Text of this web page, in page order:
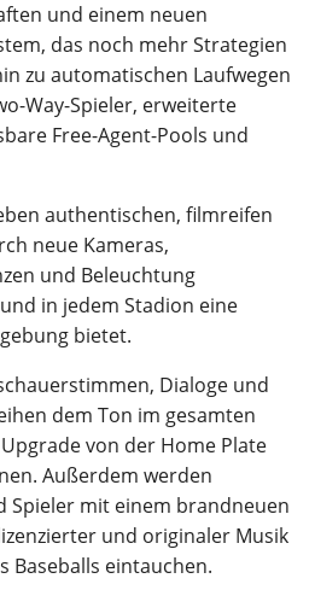
und einem neuen
das noch mehr Strategien
zu automatischen Laufwegen
Way-Spieler, erweiterte
Free-Agent-Pools und
authentischen, filmreifen
neue Kameras,
und Beleuchtung
in jedem Stadion eine
bietet.
Dialoge und
dem Ton im gesamten
von der Home Plate
Außerdem werden
Spieler mit einem brandneuen
und originaler Musik
Baseballs eintauchen.